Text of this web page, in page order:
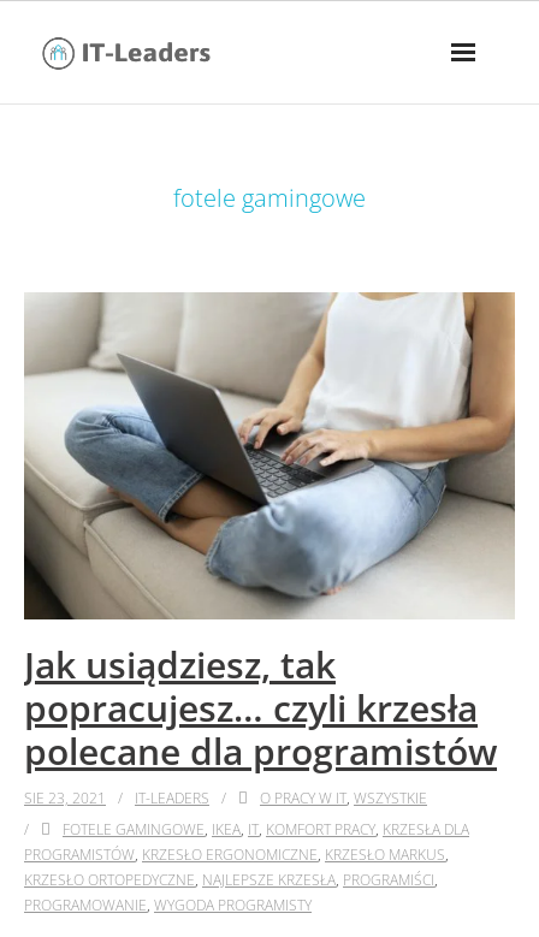
fotele gamingowe
Jak usiądziesz, tak
popracujesz… czyli krzesła
polecane dla programistów
SIE 23, 2021 IT-LEADERS O PRACY W IT, WSZYSTKIE
FOTELE GAMINGOWE, IKEA, IT, KOMFORT PRACY, KRZESŁA DLA
PROGRAMISTÓW, KRZESŁO ERGONOMICZNE, KRZESŁO MARKUS,
KRZESŁO ORTOPEDYCZNE, NAJLEPSZE KRZESŁA, PROGRAMIŚCI,
PROGRAMOWANIE, WYGODA PROGRAMISTY